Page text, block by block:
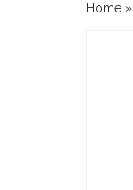
Home »